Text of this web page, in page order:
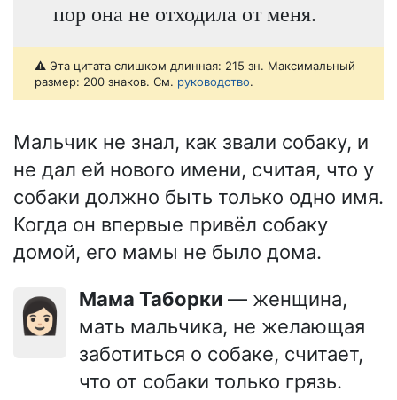
пор она не отходила от меня.
⚠️ Эта цитата слишком длинная: 215 зн. Максимальный
размер: 200 знаков. См. руководство.
Мальчик не знал, как звали собаку, и
не дал ей нового имени, считая, что у
собаки должно быть только одно имя.
Когда он впервые привёл собаку
домой, его мамы не было дома.
👩🏻 Мама Таборки — женщина,
мать мальчика, не желающая
заботиться о собаке, считает,
что от собаки только грязь.